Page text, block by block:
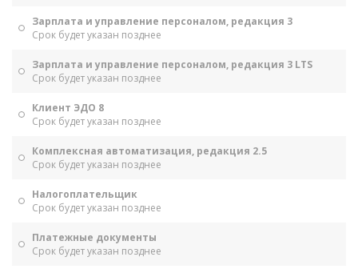
Зарплата и управление персоналом, редакция 3
Срок будет указан позднее
Зарплата и управление персоналом, редакция 3 LTS
Срок будет указан позднее
Клиент ЭДО 8
Срок будет указан позднее
Комплексная автоматизация, редакция 2.5
Срок будет указан позднее
Налогоплательщик
Срок будет указан позднее
Платежные документы
Срок будет указан позднее